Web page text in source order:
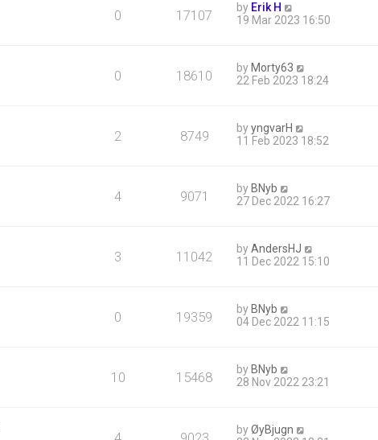
0 17107 by Erik H
19 Mar 2023 16:50
0 18610 by Morty63
22 Feb 2023 18:24
2 8749 byyngvarH
11 Feb 2023 18:52
4 9071 by BNyb
27 Dec 2022 16:27
3 11042 byAndersHJ
11 Dec 2022 15:10
0 19359 by BNyb
04 Dec 2022 11:15
10 15468 by BNyb
28 Nov 2022 23:21
byØyBjugn